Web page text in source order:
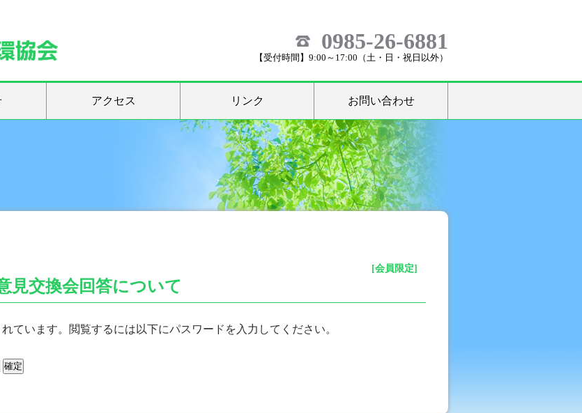
0985-26-6881
【受付時間】9:00～17:00（土・日・祝日以外）
アクセス リンク お問い合わせ
[会員限定]
見交換会回答について
ています。閲覧するには以下にパスワードを入力してください。